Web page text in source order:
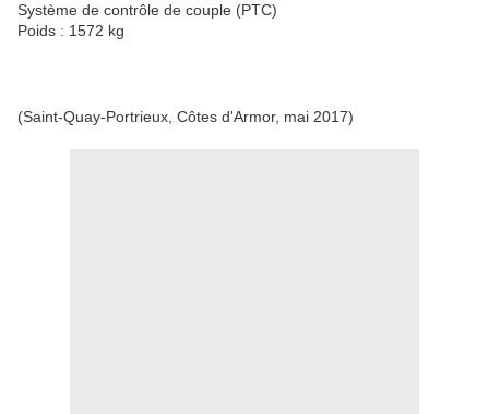
Système de contrôle de couple (PTC)
Poids : 1572 kg
(Saint-Quay-Portrieux, Côtes d'Armor, mai 2017)